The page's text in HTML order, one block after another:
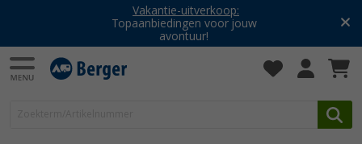
Vakantie-uitverkoop:
Topaanbiedingen voor jouw
avontuur!